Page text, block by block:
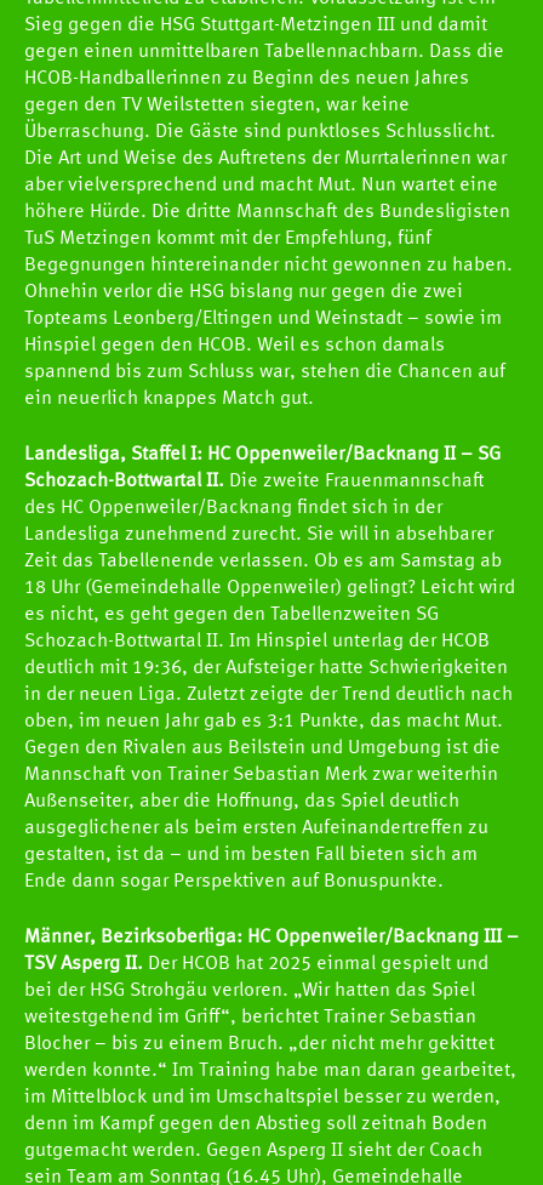
Sieg gegen die HSG Stuttgart-Metzingen III und damit
gegen einen unmittelbaren Tabellennachbarn. Dass die
HCOB-Handballerinnen zu Beginn des neuen Jahres
gegen den TV Weilstetten siegten, war keine
Überraschung. Die Gäste sind punktloses Schlusslicht.
Die Art und Weise des Auftretens der Murrtalerinnen war
aber vielversprechend und macht Mut. Nun wartet eine
höhere Hürde. Die dritte Mannschaft des Bundesligisten
TuS Metzingen kommt mit der Empfehlung, fünf
Begegnungen hintereinander nicht gewonnen zu haben.
Ohnehin verlor die HSG bislang nur gegen die zwei
Topteams Leonberg/Eltingen und Weinstadt – sowie im
Hinspiel gegen den HCOB. Weil es schon damals
spannend bis zum Schluss war, stehen die Chancen auf
ein neuerlich knappes Match gut.
Landesliga, Staffel I: HC Oppenweiler/Backnang II – SG
Schozach-Bottwartal II. Die zweite Frauenmannschaft
des HC Oppenweiler/Backnang findet sich in der
Landesliga zunehmend zurecht. Sie will in absehbarer
Zeit das Tabellenende verlassen. Ob es am Samstag ab
18 Uhr (Gemeindehalle Oppenweiler) gelingt? Leicht wird
es nicht, es geht gegen den Tabellenzweiten SG
Schozach-Bottwartal II. Im Hinspiel unterlag der HCOB
deutlich mit 19:36, der Aufsteiger hatte Schwierigkeiten
in der neuen Liga. Zuletzt zeigte der Trend deutlich nach
oben, im neuen Jahr gab es 3:1 Punkte, das macht Mut.
Gegen den Rivalen aus Beilstein und Umgebung ist die
Mannschaft von Trainer Sebastian Merk zwar weiterhin
Außenseiter, aber die Hoffnung, das Spiel deutlich
ausgeglichener als beim ersten Aufeinandertreffen zu
gestalten, ist da – und im besten Fall bieten sich am
Ende dann sogar Perspektiven auf Bonuspunkte.
Männer, Bezirksoberliga: HC Oppenweiler/Backnang III –
TSV Asperg II. Der HCOB hat 2025 einmal gespielt und
bei der HSG Strohgäu verloren. „Wir hatten das Spiel
weitestgehend im Griff“, berichtet Trainer Sebastian
Blocher – bis zu einem Bruch. „der nicht mehr gekittet
werden konnte.“ Im Training habe man daran gearbeitet,
im Mittelblock und im Umschaltspiel besser zu werden,
denn im Kampf gegen den Abstieg soll zeitnah Boden
gutgemacht werden. Gegen Asperg II sieht der Coach
sein Team am Sonntag (16.45 Uhr), Gemeindehalle